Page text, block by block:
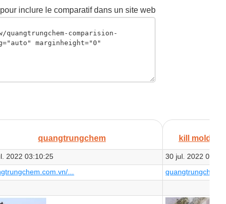
inclure le comparatif dans un site web